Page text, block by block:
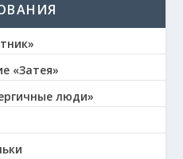
«Затея»
люди»